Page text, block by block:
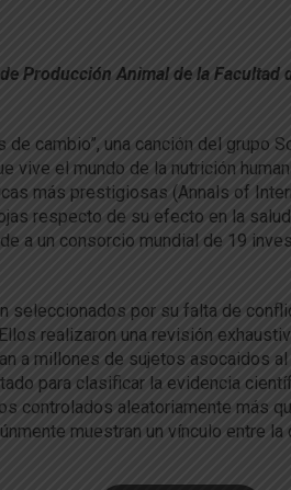
Producción Animal de la Facultad
cambio”, una canción del grupo
vive el mundo de la nutrición
más prestigiosas (Annals of
respecto de su efecto en la
a un consorcio mundial de 19
seleccionados por su falta de
realizaron una revisión
a millones de sujetos asocaidos
para clasificar la evidencia
controlados aleatoriamente más
muestran un vínculo entre la